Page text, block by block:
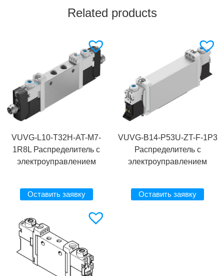
Related products
VUVG-L10-T32H-AT-M7-
1R8L Распределитель с
электроуправлением
Оставить заявку
VUVG-B14-P53U-ZT-F-1P3
Распределитель с
электроуправлением
Оставить заявку